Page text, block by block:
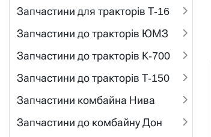
Запчастини для тракторів Т-16
Запчастини до тракторів ЮМЗ
Запчастини до тракторів К-700
Запчастини до тракторів Т-150
Запчастини комбайна Нива
Запчастини до комбайну Дон